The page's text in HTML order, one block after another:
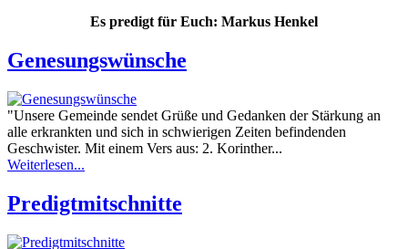
Es predigt für Euch: Markus Henkel
Genesungswünsche
"Unsere Gemeinde sendet Grüße und Gedanken der Stärkung an
alle erkrankten und sich in schwierigen Zeiten befindenden
Geschwister. Mit einem Vers aus: 2. Korinther...
Weiterlesen...
Predigtmitschnitte